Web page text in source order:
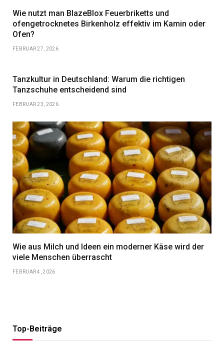
Wie nutzt man BlazeBlox Feuerbriketts und
ofengetrocknetes Birkenholz effektiv im Kamin oder
Ofen?
FEBRUAR 27, 2026
Tanzkultur in Deutschland: Warum die richtigen
Tanzschuhe entscheidend sind
FEBRUAR 23, 2026
Wie aus Milch und Ideen ein moderner Käse wird der
viele Menschen überrascht
FEBRUAR 4, 2026
Top-Beiträge